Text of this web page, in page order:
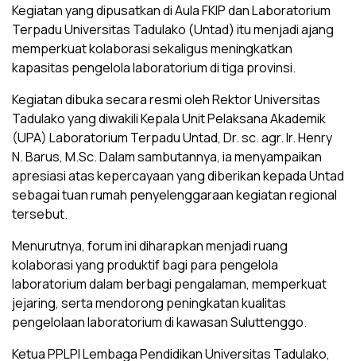
Kegiatan yang dipusatkan di Aula FKIP dan Laboratorium
Terpadu Universitas Tadulako (Untad) itu menjadi ajang
memperkuat kolaborasi sekaligus meningkatkan
kapasitas pengelola laboratorium di tiga provinsi.
Kegiatan dibuka secara resmi oleh Rektor Universitas
Tadulako yang diwakili Kepala Unit Pelaksana Akademik
(UPA) Laboratorium Terpadu Untad, Dr. sc. agr. Ir. Henry
N. Barus, M.Sc. Dalam sambutannya, ia menyampaikan
apresiasi atas kepercayaan yang diberikan kepada Untad
sebagai tuan rumah penyelenggaraan kegiatan regional
tersebut.
Menurutnya, forum ini diharapkan menjadi ruang
kolaborasi yang produktif bagi para pengelola
laboratorium dalam berbagi pengalaman, memperkuat
jejaring, serta mendorong peningkatan kualitas
pengelolaan laboratorium di kawasan Suluttenggo.
Ketua PPLPI Lembaga Pendidikan Universitas Tadulako,